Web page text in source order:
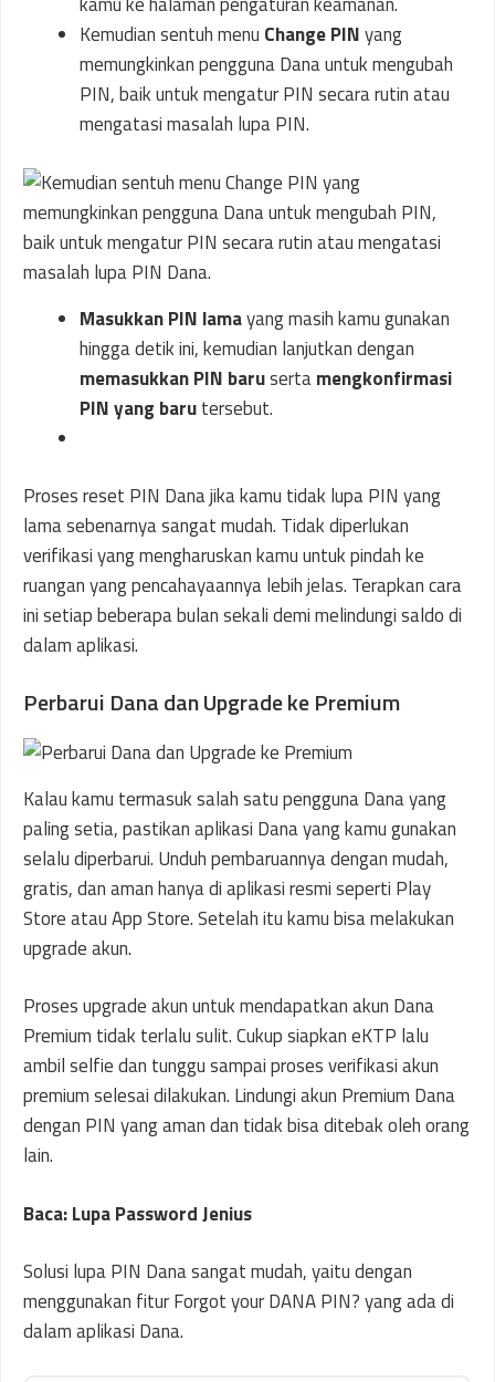
Kemudian sentuh menu Change PINyang
memungkinkan pengguna Dana untuk mengubah
PIN, baik untuk mengatur PIN secara rutin atau
mengatasi masalah lupa PIN.
Masukkan PIN lamayang masih kamu gunakan
hingga detik ini, kemudian lanjutkan dengan
memasukkan PIN barusertamengkonfirmasi
PIN yang barutersebut.
Proses reset PIN Dana jika kamu tidak lupa PIN yang
lama sebenarnya sangat mudah. Tidak diperlukan
verifikasi yang mengharuskan kamu untuk pindah ke
ruangan yang pencahayaannya lebih jelas. Terapkan cara
ini setiap beberapa bulan sekali demi melindungi saldo di
dalam aplikasi.
Perbarui Dana dan Upgrade ke Premium
Kalau kamu termasuk salah satu pengguna Dana yang
paling setia, pastikan aplikasi Dana yang kamu gunakan
selalu diperbarui. Unduh pembaruannya dengan mudah,
gratis, dan aman hanya di aplikasi resmi seperti Play
Store atau App Store. Setelah itu kamu bisa melakukan
upgrade akun.
Proses upgrade akun untuk mendapatkan akun Dana
Premium tidak terlalu sulit. Cukup siapkan eKTP lalu
ambil selfie dan tunggu sampai proses verifikasi akun
premium selesai dilakukan. Lindungi akun Premium Dana
dengan PIN yang aman dan tidak bisa ditebak oleh orang
lain.
Baca: Lupa Password Jenius
Solusi lupa PIN Dana sangat mudah, yaitu dengan
menggunakan fitur Forgot your DANA PIN? yang ada di
dalam aplikasi Dana.